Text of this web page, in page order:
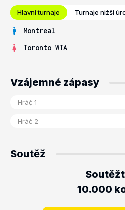
Hlavní turnaje Turnaje nižší
Montreal
Toronto WTA
Vzájemné zápasy
Soutěž
10.000